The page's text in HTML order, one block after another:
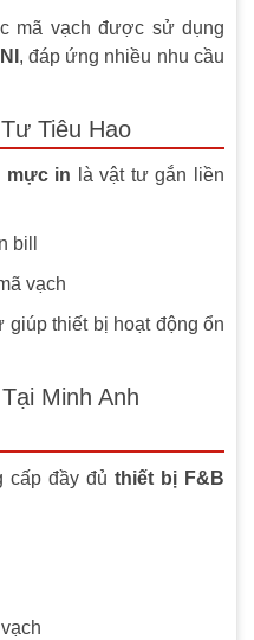
mã vạch được sử dụng
, đáp ứng nhiều nhu cầu
Tiêu Hao
mực in là vật tư gắn liền
bill
vạch
thiết bị hoạt động ổn
Minh Anh
cấp đầy đủ thiết bị F&B